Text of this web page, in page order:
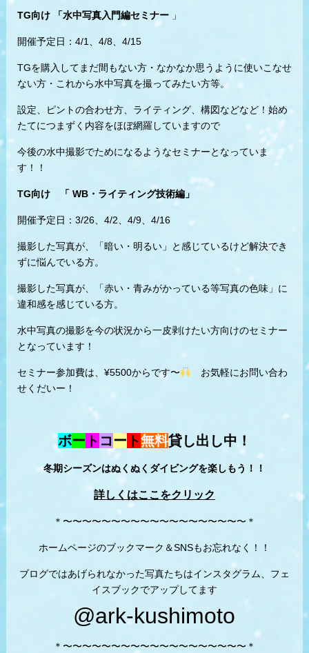
TG向け 「水中写真入門編セミナー」
開催予定日：4/1、4/8、4/15
TGを購入してまだ間もない方・なかなか思うように使いこなせ
ない方・これから水中写真を撮ってみたい方等。
設定、ピントの合わせ方、ライティング、構図などなど！始め
たてにつまずく内容をほぼ網羅していますので
今後の水中撮影でためになるようなセミナーとなっていま
す！！
TG向け 「 WB・ライティング技術編」
開催予定日：3/26、4/2、4/9、4/16
撮影した写真が、「暗い・明るい」と感じているけど解決でき
ずに悩んでいる方。
撮影した写真が、「赤い・青みがかっている等写真の色味」に
違和感を感じている方。
水中写真の撮影を今の状況から一皮剥けたい方向けのセミナー
となっています！
セミナー参加費は、¥5500からです〜
お気軽にお問い合わ
せくだいー！
ボー ト コー ト無料貸し出し中！
冬期シーズンはぬくぬくダイビングを楽しもう！！
詳しくはここをクリック
＊〜〜〜〜〜〜〜〜〜〜〜〜〜〜〜〜〜〜〜＊
ホームページのブックマーク＆SNSもお忘れなく！！
ブログではあげられなかった写真たちはインスタグラム、フェ
イスブックでアップしてます
@ark-kushimoto
＊〜〜〜〜〜〜〜〜〜〜〜〜〜〜〜〜〜〜〜＊